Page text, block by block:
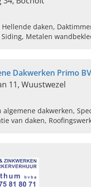
Hellende daken,
Siding, Metalen
Dakwerken Primo BV
11, Wuustwezel
algemene dakwerken,
van daken,